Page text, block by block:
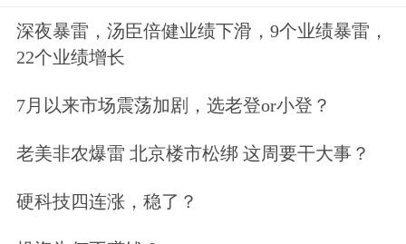
亿元，同比下降0.1%；5月零售额为240
球黄金需求趋势报告》也显示，二季度
深夜暴雷，汤臣倍健业绩下滑，9个业绩暴雷，
22个业绩增长
7月以来市场震荡加剧，选老登or小登？
老美非农爆雷 北京楼市松绑 这周要干大事？
硬科技四连涨，稳了？